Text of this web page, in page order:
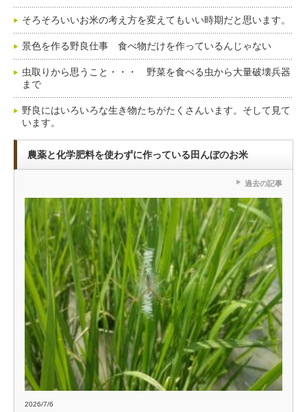
そろそろいいお米の考え方を変えてもいい時期だと思います。
景色を作る野良仕事 食べ物だけを作っているんじゃない
虫取りから思うこと・・・ 野菜を食べる虫から大量破壊兵器
まで
野良にはいろいろな生き物たちがたくさんいます。そして見て
います。
農薬と化学肥料を使わずに作っている田んぼのお米
過去の記事
2026/7/6